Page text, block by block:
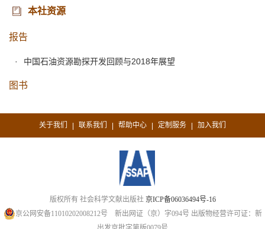
本社资源
报告
中国石油资源勘探开发回顾与2018年展望
图书
关于我们 | 联系我们 | 帮助中心 | 定制服务 | 加入我们
版权所有 社会科学文献出版社 京ICP备06036494号-16
京公网安备11010202008212号 新出网证（京）字094号 出版物经营许可证：新